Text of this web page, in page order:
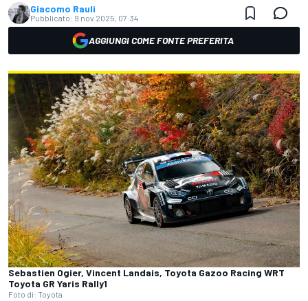
Giacomo Rauli
Pubblicato: 9 nov 2025, 07:34
AGGIUNGI COME FONTE PREFERITA
Sebastien Ogier, Vincent Landais, Toyota Gazoo Racing WRT
Toyota GR Yaris Rally1
Foto di: Toyota